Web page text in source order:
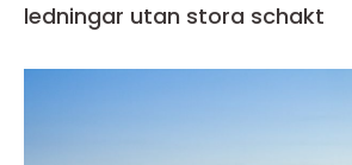
ledningar utan stora schakt